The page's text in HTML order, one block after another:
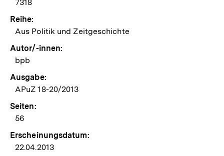
7318
Reihe:
Aus Politik und Zeitgeschichte
Autor/-innen:
bpb
Ausgabe:
APuZ 18-20/2013
Seiten:
56
Erscheinungsdatum:
22.04.2013